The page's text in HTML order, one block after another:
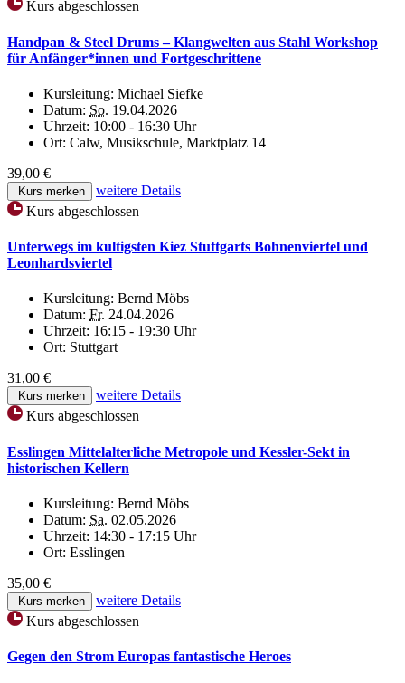
Kurs abgeschlossen
Handpan & Steel Drums – Klangwelten aus Stahl Workshop
für Anfänger*innen und Fortgeschrittene
Kursleitung: Michael Siefke
Datum: So. 19.04.2026
Uhrzeit: 10:00 - 16:30 Uhr
Ort: Calw, Musikschule, Marktplatz 14
39,00 €
Kurs merken
weitere Details
Kurs abgeschlossen
Unterwegs im kultigsten Kiez Stuttgarts Bohnenviertel und
Leonhardsviertel
Kursleitung: Bernd Möbs
Datum: Fr. 24.04.2026
Uhrzeit: 16:15 - 19:30 Uhr
Ort: Stuttgart
31,00 €
Kurs merken
weitere Details
Kurs abgeschlossen
Esslingen Mittelalterliche Metropole und Kessler-Sekt in
historischen Kellern
Kursleitung: Bernd Möbs
Datum: Sa. 02.05.2026
Uhrzeit: 14:30 - 17:15 Uhr
Ort: Esslingen
35,00 €
Kurs merken
weitere Details
Kurs abgeschlossen
Gegen den Strom Europas fantastische Heroes